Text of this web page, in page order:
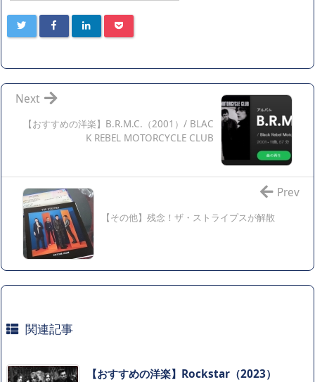
【おすすめの洋楽】B.R.M.C.（2001）/ BLAC
K REBEL MOTORCYCLE CLUB
Next
【その他】残念！ザ・ストライプスが解散
Prev
関連記事
【おすすめの洋楽】Rockstar（2023）